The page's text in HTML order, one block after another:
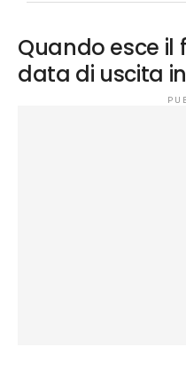
Quando esce il
data di uscita